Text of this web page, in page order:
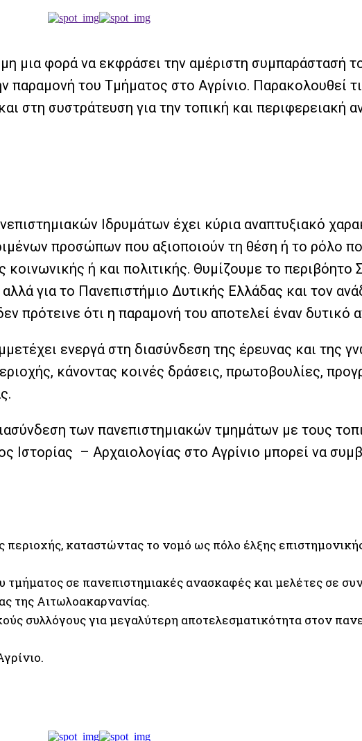
μια φορά να εκφράσει την αμέριστη συμπαράστασή
του Τμήματος στο Αγρίνιο. Παρακολουθεί
στη συστράτευση για την τοπική και περιφερειακή
Ιδρυμάτων έχει κύρια αναπτυξιακό
προσώπων που αξιοποιούν τη θέση ή το ρόλο
κοινωνικής ή και πολιτικής. Θυμίζουμε το
για το Πανεπιστήμιο Δυτικής Ελλάδας και τον
πρότεινε ότι η παραμονή του αποτελεί έναν δυτικό
ενεργά στη διασύνδεση της έρευνας και της
κάνοντας κοινές δράσεις, πρωτοβουλίες,
των πανεπιστημιακών τμημάτων με τους
Ιστορίας – Αρχαιολογίας στο Αγρίνιο μπορεί να
περιοχής, καταστώντας το νομό ως πόλο έλξης
σε πανεπιστημιακές ανασκαφές και μελέτες σε
της Αιτωλοακαρνανίας.
συλλόγους για μεγαλύτερη αποτελεσματικότητα στον